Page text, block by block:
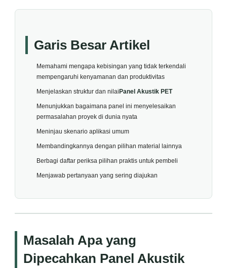
Garis Besar Artikel
Memahami mengapa kebisingan yang tidak terkendali
mempengaruhi kenyamanan dan produktivitas
Menjelaskan struktur dan nilaiPanel Akustik PET
Menunjukkan bagaimana panel ini menyelesaikan
permasalahan proyek di dunia nyata
Meninjau skenario aplikasi umum
Membandingkannya dengan pilihan material lainnya
Berbagi daftar periksa pilihan praktis untuk pembeli
Menjawab pertanyaan yang sering diajukan
Masalah Apa yang
Dipecahkan Panel Akustik